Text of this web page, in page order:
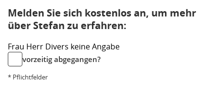
Melden Sie sich kostenlos an, um mehr
über Stefan zu erfahren:
Frau Herr Divers keine Angabe
vorzeitig abgegangen?
* Pflichtfelder